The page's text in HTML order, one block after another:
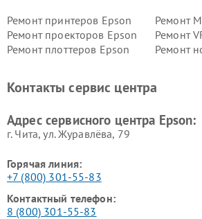
Ремонт принтеров Epson
Ремонт
Ремонт проекторов Epson
Ремонт
Ремонт плоттеров Epson
Ремонт
Контакты сервис центра
Адрес сервисного центра Epson:
г. Чита, ул. Журавлёва, 79
Горячая линия:
+7 (800) 301-55-83
Контактный телефон:
8 (800) 301-55-83